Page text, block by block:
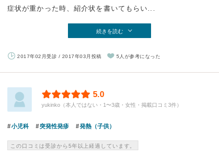
症状が重かった時、紹介状を書いてもらい...
続きを読む
2017年02月受診 / 2017年03月投稿 5人が参考になった
5.0
yukinko（本人ではない・1〜3歳・女性・掲載口コミ3件）
小児科 突発性発疹 発熱（子供）
この口コミは受診から5年以上経過しています。